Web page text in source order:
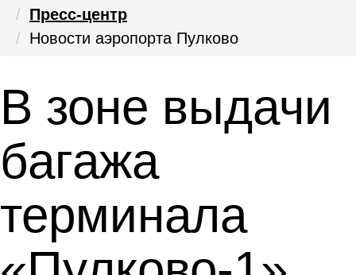
Пресс-центр
Новости аэропорта Пулково
В зоне выдачи
багажа
терминала